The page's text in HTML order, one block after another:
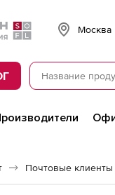
Москва
Почтовые клиенты